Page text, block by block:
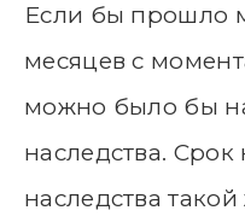
Если бы прошло
месяцев с
можно было бы
наследства. Срок
наследства